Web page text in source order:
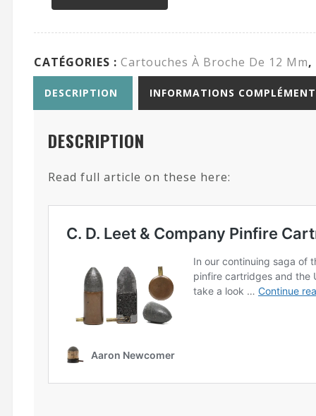
CATÉGORIES : Cartouches À Broche De 12 Mm,
DESCRIPTION INFORMATIONS
DESCRIPTION
Read full article on these here: